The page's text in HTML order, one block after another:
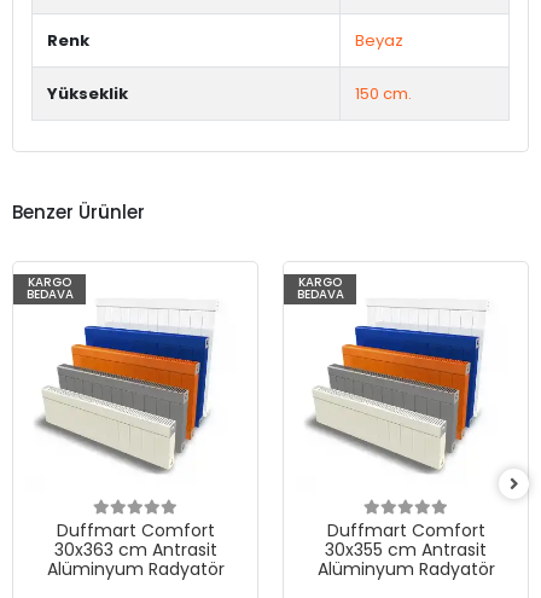
Renk Beyaz
Yükseklik 150 cm.
Benzer Ürünler
KARGO
BEDAVA
Duffmart Comfort
30x363 cm Antrasit
Alüminyum Radyatör
KARGO
BEDAVA
Duffmart Comfort
30x355 cm Antrasit
Alüminyum Radyatör